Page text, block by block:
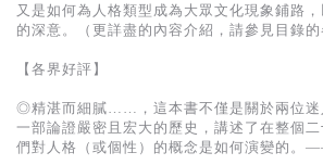
又是如何為人格類型成為大眾文化現象鋪路
的深意。（更詳盡的內容介紹，請參見目錄的
【各界好評】
◎精湛而細膩……，這本書不僅是關於兩位迷
一部論證嚴密且宏大的歷史，講述了在整個
們對人格（或個性）的概念是如何演變的。